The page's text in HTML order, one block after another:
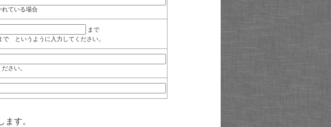
ている場合
まで
というように入力してください。
さい。
す。